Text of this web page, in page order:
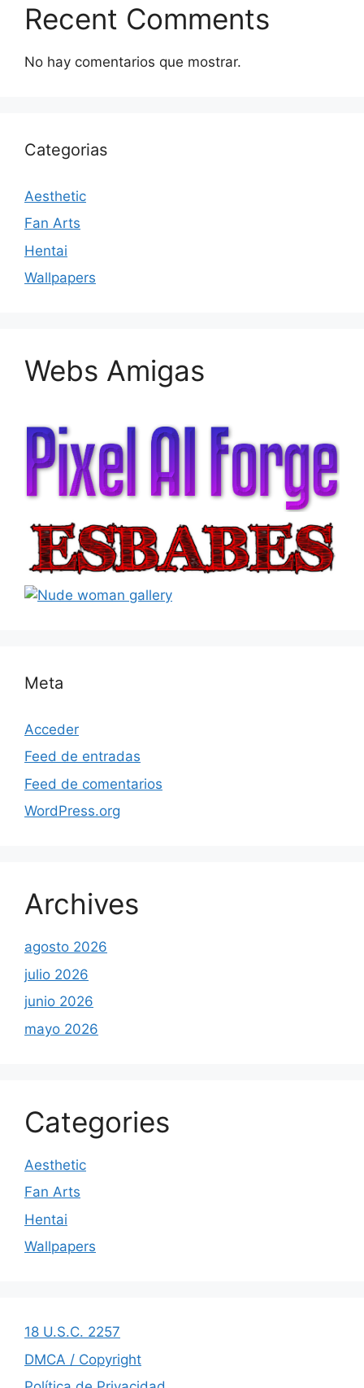
Recent Comments
No hay comentarios que mostrar.
Categorias
Aesthetic
Fan Arts
Hentai
Wallpapers
Webs Amigas
Meta
Acceder
Feed de entradas
Feed de comentarios
WordPress.org
Archives
agosto 2026
julio 2026
junio 2026
mayo 2026
Categories
Aesthetic
Fan Arts
Hentai
Wallpapers
18 U.S.C. 2257
DMCA / Copyright